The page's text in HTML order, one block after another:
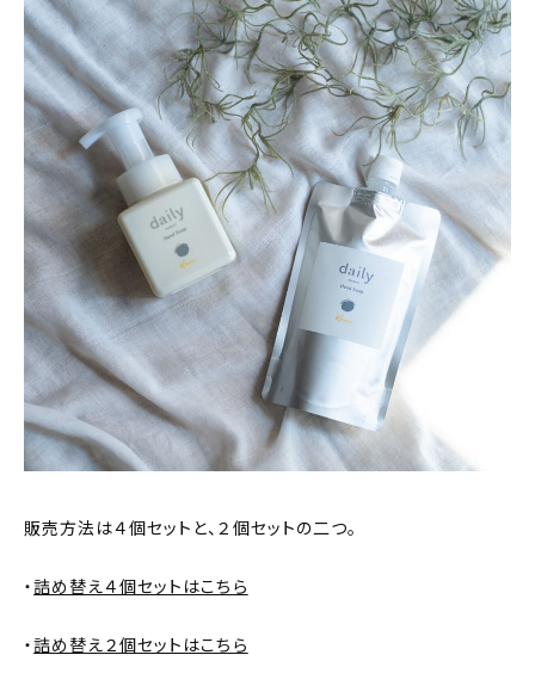
日用品
キッチン
ギフト
キッズ
About
会社概要
プライバシーポリシー
お問い合わせ
販売方法は４個セットと、２個セットの二つ。
・詰め替え４個セットはこちら
・詰め替え２個セットはこちら